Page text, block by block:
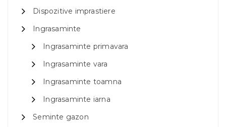
Dispozitive imprastiere
Ingrasaminte
Ingrasaminte primavara
Ingrasaminte vara
Ingrasaminte toamna
Ingrasaminte iarna
Seminte gazon